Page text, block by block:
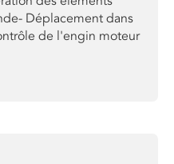
Déplacement dans
de l'engin moteur